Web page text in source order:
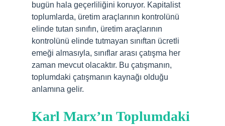
bugün hala geçerliliğini koruyor. Kapitalist
toplumlarda, üretim araçlarının kontrolünü
elinde tutan sınıfın, üretim araçlarının
kontrolünü elinde tutmayan sınıftan ücretli
emeği almasıyla, sınıflar arası çatışma her
zaman mevcut olacaktır. Bu çatışmanın,
toplumdaki çatışmanın kaynağı olduğu
anlamına gelir.
Karl Marx’ın Toplumdaki